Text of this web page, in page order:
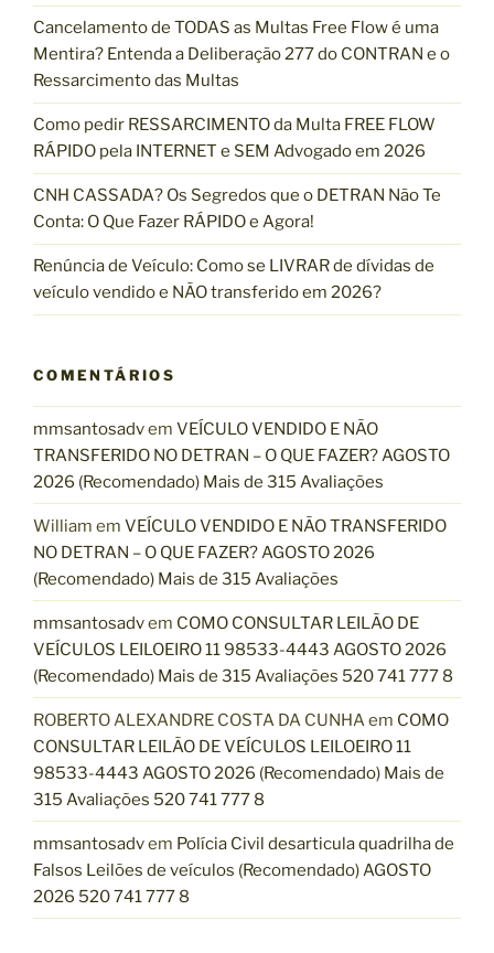
p
o
r
Cancelamento de TODAS as Multas Free Flow é uma
Mentira? Entenda a Deliberação 277 do CONTRAN e o
Ressarcimento das Multas
Como pedir RESSARCIMENTO da Multa FREE FLOW
RÁPIDO pela INTERNET e SEM Advogado em 2026
CNH CASSADA? Os Segredos que o DETRAN Não Te
Conta: O Que Fazer RÁPIDO e Agora!
Renúncia de Veículo: Como se LIVRAR de dívidas de
veículo vendido e NÃO transferido em 2026?
COMENTÁRIOS
mmsantosadvem VEÍCULO VENDIDO E NÃO
TRANSFERIDO NO DETRAN – O QUE FAZER? AGOSTO
2026 (Recomendado) Mais de 315 Avaliações
William em VEÍCULO VENDIDO E NÃO TRANSFERIDO
NO DETRAN – O QUE FAZER? AGOSTO 2026
(Recomendado) Mais de 315 Avaliações
mmsantosadvem COMO CONSULTAR LEILÃO DE
VEÍCULOS LEILOEIRO 11 98533-4443 AGOSTO 2026
(Recomendado) Mais de 315 Avaliações 520 741 777 8
ROBERTO ALEXANDRE COSTA DA CUNHA em COMO
CONSULTAR LEILÃO DE VEÍCULOS LEILOEIRO 11
98533-4443 AGOSTO 2026 (Recomendado) Mais de
315 Avaliações 520 741 777 8
mmsantosadvem Polícia Civil desarticula quadrilha de
Falsos Leilões de veículos (Recomendado) AGOSTO
2026 520 741 777 8